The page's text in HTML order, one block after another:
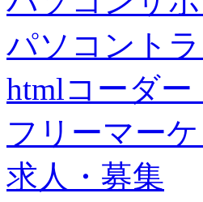
パソコント
htmlコーダー
フリーマー
求人・募集